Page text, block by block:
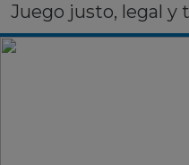
Juego justo, legal y